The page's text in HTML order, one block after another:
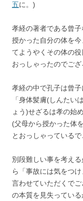
五に。)
孝経の著者である曾
授かった自分の体を
てようやくその体の
おっしゃったのでござ
孝経の中で孔子は曾子
「身体髪膚(しんたい
ょう)せざるは孝の始め
(父母から授かった体
とおっしゃっているで
別段難しい事を考え
ら「事故には気をつ
言わせていただくで
の本質を見失っている